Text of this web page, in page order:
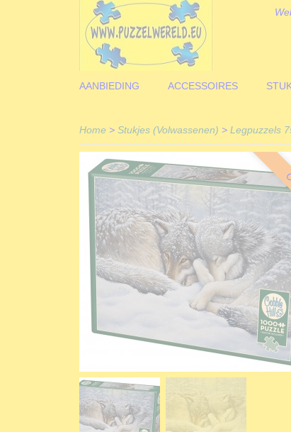
AANBIEDING ACCESSOIRES
Home > Stukjes (Volwassenen) > Legpuzzels